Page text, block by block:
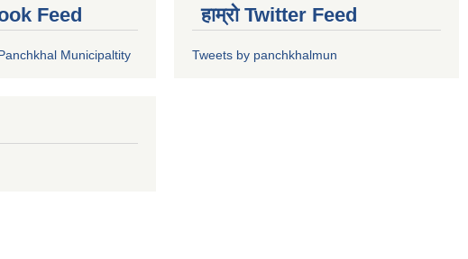
Feed
Municipaltity
हाम्रो Twitter Feed
Tweets by panchkhalmun